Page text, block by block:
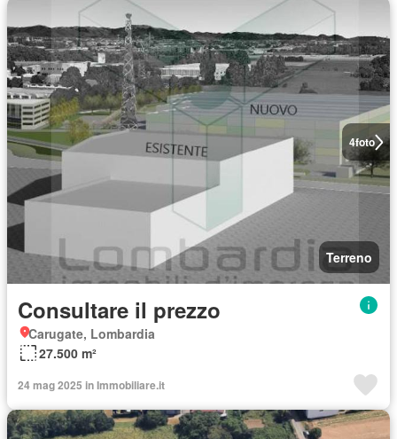
4foto
Terreno
Consultare il prezzo
Carugate, Lombardia
27.500 m²
24 mag 2025 in Immobiliare.it